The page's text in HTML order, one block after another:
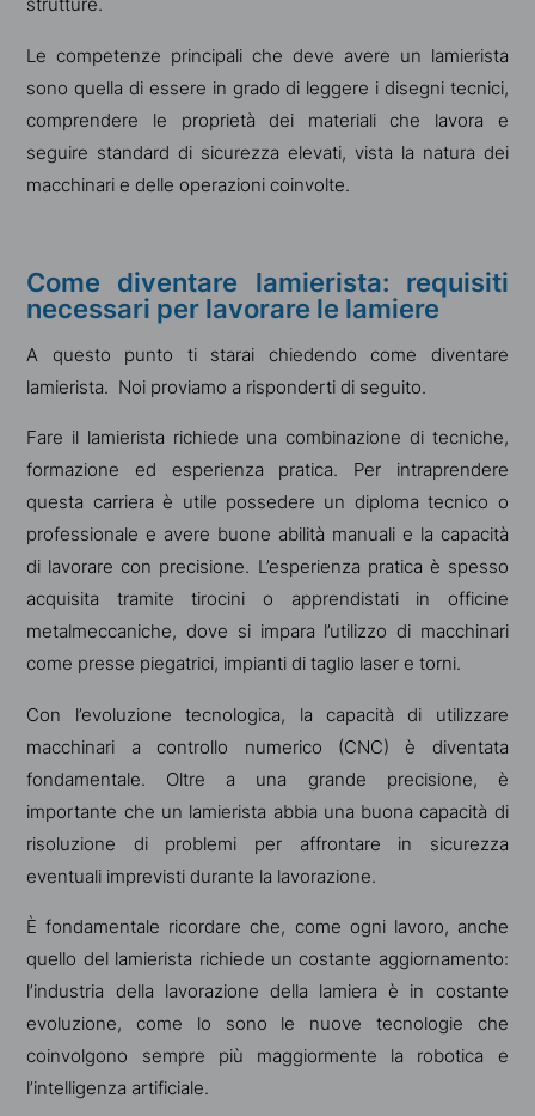
Le competenze principali che deve avere un lamierista
sono quella di essere in grado di leggere i disegni tecnici,
comprendere le proprietà dei materiali che lavora e
seguire standard di sicurezza elevati, vista la natura dei
macchinari e delle operazioni coinvolte.
Come diventare lamierista: requisiti
necessari per lavorare le lamiere
A questo punto ti starai chiedendo come diventare
lamierista. Noi proviamo a risponderti di seguito.
Fare il lamierista richiede una combinazione di tecniche,
formazione ed esperienza pratica. Per intraprendere
questa carriera è utile possedere un diploma tecnico o
professionale e avere buone abilità manuali e la capacità
di lavorare con precisione. L’esperienza pratica è spesso
acquisita tramite tirocini o apprendistati in officine
metalmeccaniche, dove si impara l’utilizzo di macchinari
come presse piegatrici, impianti di taglio laser e torni.
Con l’evoluzione tecnologica, la capacità di utilizzare
macchinari a controllo numerico (CNC) è diventata
fondamentale. Oltre a una grande precisione, è
importante che un lamierista abbia una buona capacità di
risoluzione di problemi per affrontare in sicurezza
eventuali imprevisti durante la lavorazione.
È fondamentale ricordare che, come ogni lavoro, anche
quello del lamierista richiede un costante aggiornamento:
l’industria della lavorazione della lamiera è in costante
evoluzione, come lo sono le nuove tecnologie che
coinvolgono sempre più maggiormente la robotica e
l’intelligenza artificiale.